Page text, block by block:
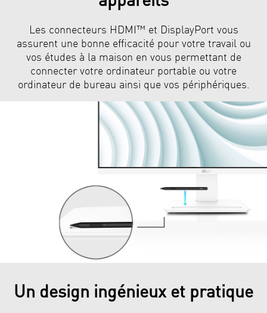
Les connecteurs HDMI™ et DisplayPort vous
assurent une bonne efficacité pour votre travail ou
vos études à la maison en vous permettant de
connecter votre ordinateur portable ou votre
ordinateur de bureau ainsi que vos périphériques.
Un design ingénieux et pratique